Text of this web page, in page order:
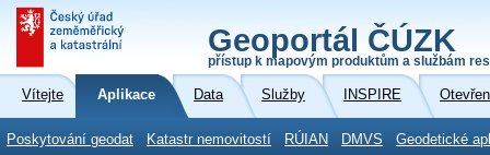
Geoportál ČÚZK
přístup k mapovým produktům a službám
Vítejte Aplikace Data Služby INSPIRE
Poskytování geodat Katastr nemovitostí RÚIAN DMVS Geodetické